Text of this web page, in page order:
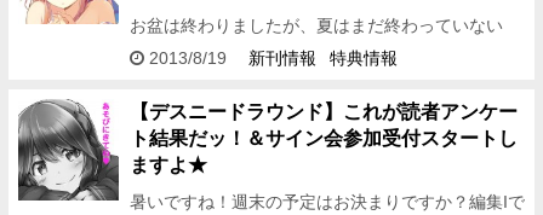
お盆は終わりましたが、夏はまだ終わっていない
ッ！ 思い出作りはこれからが本番の編集Ｉです。
店舗特典★全…
2013/8/19 新刊情報 特典情報
【デスニードラウンド】これが読者アンケー
ト結果だッ！＆サイン会参加受付スタートし
ますよ★
暑いですね！週末の予定はお決まりですか？編集Iで